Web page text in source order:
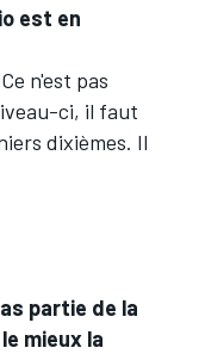
est en
n'est pas
ci, il faut
dixièmes. Il
partie de la
mieux la